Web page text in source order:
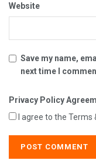
Website
Save my name,
next time I
Privacy Policy
I agree to the Terms